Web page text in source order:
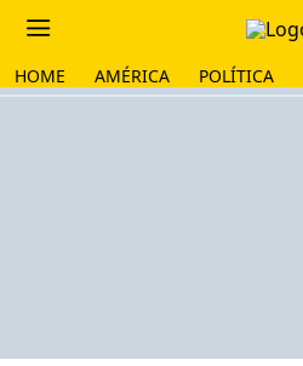
HOME AMÉRICA POLÍTICA